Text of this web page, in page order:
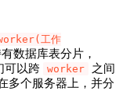
工作
数据库表分片，
可以跨 worker
之间
多个服务器上，并分